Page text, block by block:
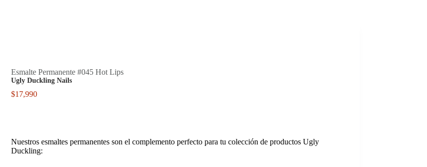
Esmalte Permanente #045 Hot Lips
Ugly Duckling Nails
$17,990
Nuestros esmaltes permanentes son el complemento perfecto para tu colección de productos Ugly
Duckling: